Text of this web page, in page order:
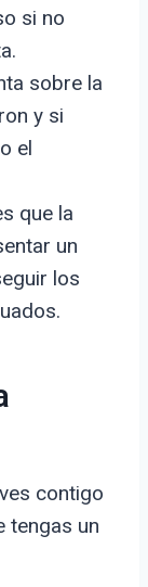
si no
sobre la
y si
el
que la
un
los
contigo
tengas un